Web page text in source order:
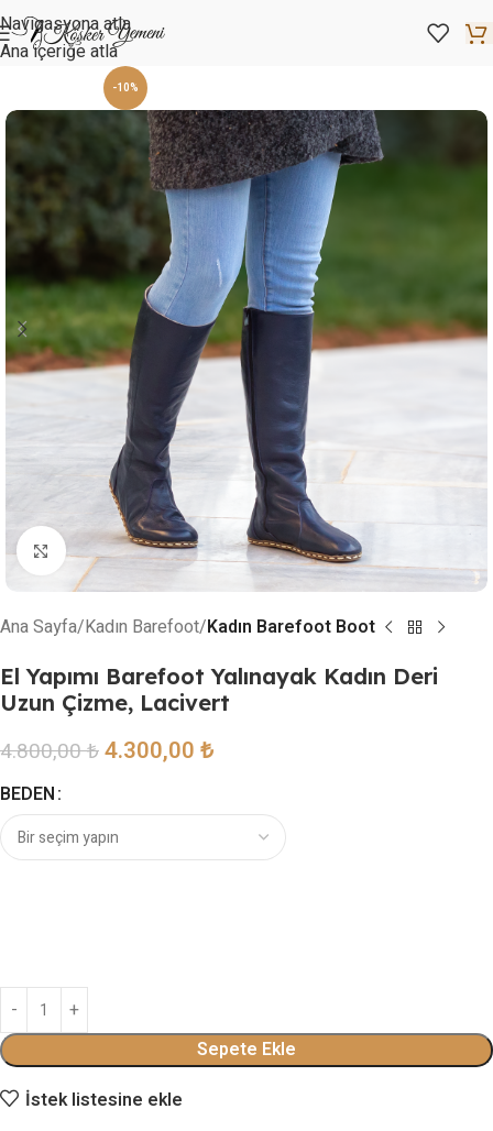
Navigasyona atla
Ana içeriğe atla
-10%
Resmi büyütmek için tıklayın
Ana Sayfa Kadın Barefoot Kadın Barefoot Boot
El Yapımı Barefoot Yalınayak Kadın Deri
Uzun Çizme, Lacivert
4.800,00₺4.300,00₺
BEDEN
Sepete Ekle
İstek listesine ekle